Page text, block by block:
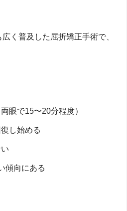
く普及した屈折矯正手術で、
眼で15〜20分程度）
し始める
傾向にある